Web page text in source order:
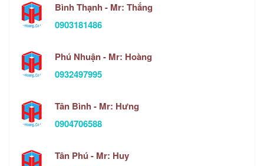
Bình Thạnh - Mr: Thắng
0903181486
Phú Nhuận - Mr: Hoàng
0932497995
Tân Bình - Mr: Hưng
0904706588
Tân Phú - Mr: Huy